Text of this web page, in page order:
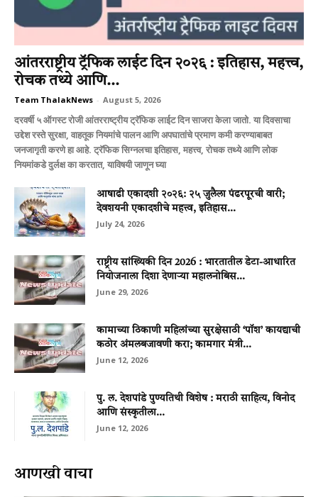
आंतरराष्ट्रीय ट्रॅफिक लाईट दिन २०२६ : इतिहास, महत्त्व,
रोचक तथ्ये आणि...
Team ThalakNews - August 5, 2026
दरवर्षी ५ ऑगस्ट रोजी आंतरराष्ट्रीय ट्रॅफिक लाईट दिन साजरा केला जातो. या दिवसाचा
उद्देश रस्ते सुरक्षा, वाहतूक नियमांचे पालन आणि अपघातांचे प्रमाण कमी करण्याबाबत
जनजागृती करणे हा आहे. ट्रॅफिक सिग्नलचा इतिहास, महत्त्व, रोचक तथ्ये आणि लोक
नियमांकडे दुर्लक्ष का करतात, याविषयी जाणून घ्या
आषाढी एकादशी २०२६: २५ जुलैला पंढरपूरची वारी;
देवशयनी एकादशीचे महत्त्व, इतिहास...
July 24, 2026
राष्ट्रीय सांख्यिकी दिन 2026 : भारतातील डेटा-आधारित
नियोजनाला दिशा देणाऱ्या महालनोबिस...
June 29, 2026
कामाच्या ठिकाणी महिलांच्या सुरक्षेसाठी ‘पॉश’ कायद्याची
कठोर अंमलबजावणी करा; कामगार मंत्री...
June 12, 2026
पु. ल. देशपांडे पुण्यतिथी विशेष : मराठी साहित्य, विनोद
आणि संस्कृतीला...
June 12, 2026
आणखी वाचा